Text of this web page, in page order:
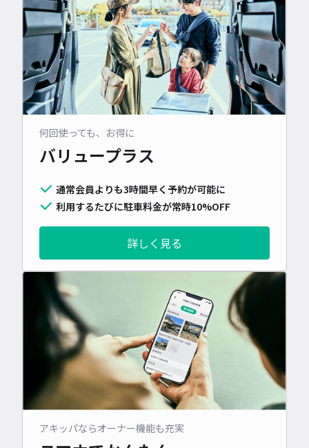
何回使っても、お得に
バリュープラス
通常会員よりも3時間早く予約が可能に
利用するたびに駐車料金が常時10%OFF
詳しく見る
アキッパならオーナー機能も充実